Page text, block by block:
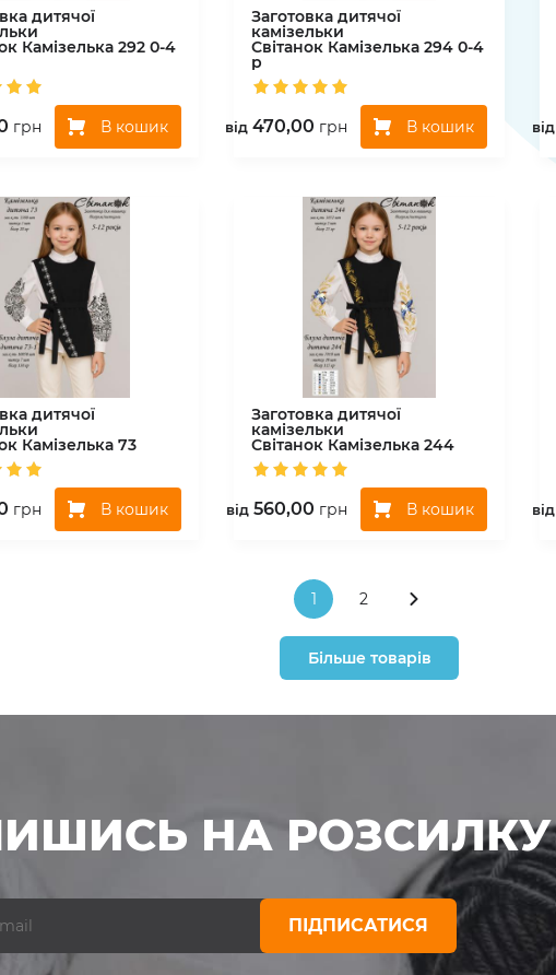
дитячої
Камізелька 292 0-4
грн В кошик
Заготовка дитячої
камізельки
Світанок Камізелька 294 0-4
р
вiд 470,00 грн В кошик вiд
дитячої
Камізелька 73
грн В кошик
Заготовка дитячої
камізельки
Світанок Камізелька 244
вiд 560,00 грн В кошик вiд
1 2
Більше товарів
НА РОЗСИЛКУ
ПІДПИСАТИСЯ